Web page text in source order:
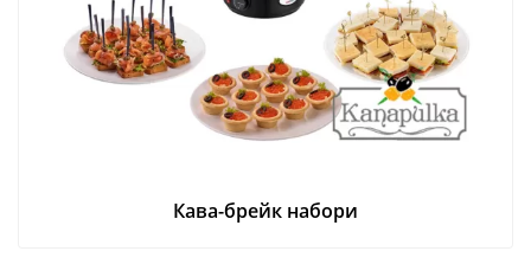
Кава-брейк набори